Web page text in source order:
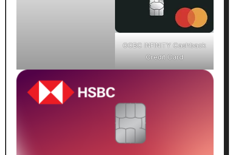
OCBC INFINITY Cashback
Credit Card